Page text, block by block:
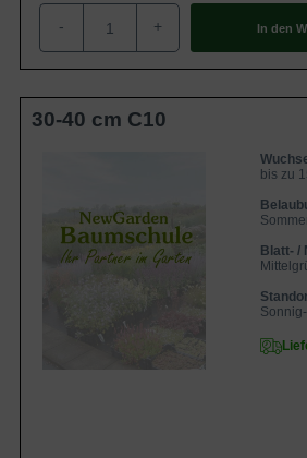
- + In den
30-40 cm C10
bis zu
Blatt- /